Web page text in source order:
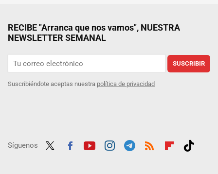
RECIBE "Arranca que nos vamos", NUESTRA
NEWSLETTER SEMANAL
SUSCRIBIR
Suscribiéndote aceptas nuestra política de privacidad
Síguenos